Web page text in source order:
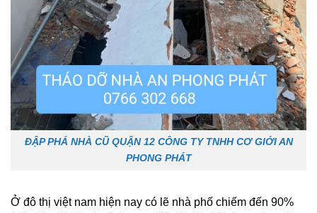
ĐẬP PHÁ NHÀ CŨ QUẬN 12 CÔNG TY TNHH CƠ GIỚI AN
PHONG PHÁT
Ở đô thị việt nam hiện nay có lẽ nhà phố chiếm đến 90%